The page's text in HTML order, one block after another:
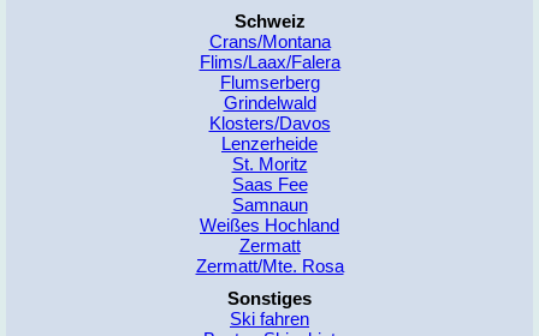
Schweiz
Crans/Montana
Flims/Laax/Falera
Flumserberg
Grindelwald
Klosters/Davos
Lenzerheide
St. Moritz
Saas Fee
Samnaun
Weißes Hochland
Zermatt
Zermatt/Mte. Rosa
Sonstiges
Ski fahren